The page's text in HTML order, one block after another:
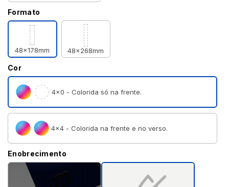
Formato
48x178mm 48x268mm
Cor
4×0 - Colorida só na frente.
4×4 - Colorida na frente e no verso.
Enobrecimento